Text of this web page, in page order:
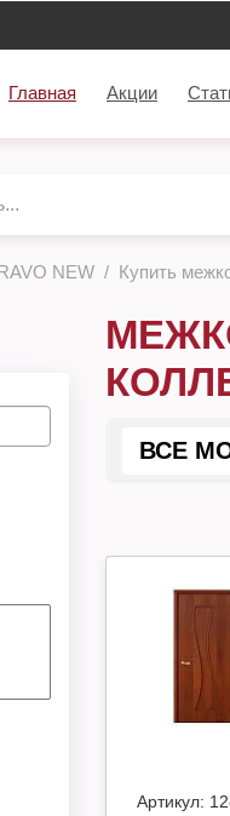
Главная Акции
NEW Купить
ВСЕ
Артикул: